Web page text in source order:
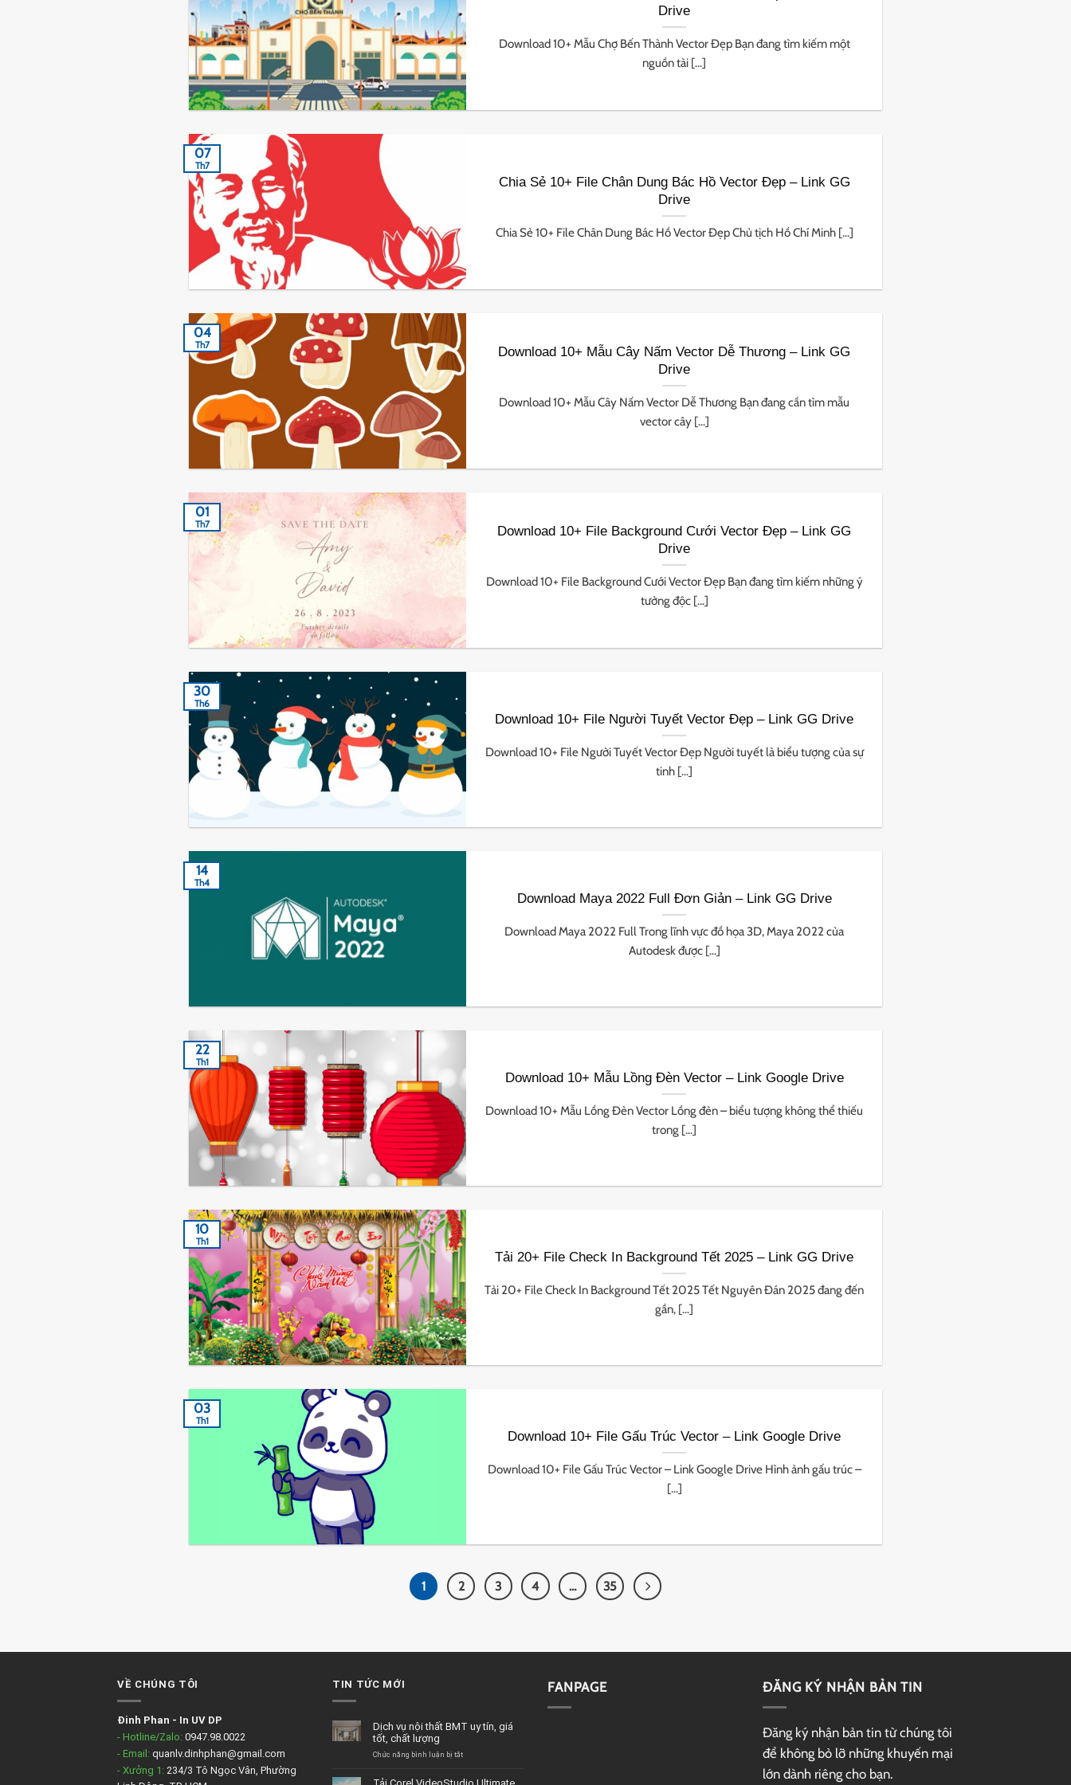
Drive
Download 10+ Mẫu Chợ Bến Thành Vector Đẹp Bạn đang tìm kiếm một
nguồn tài [...]
Chia Sẻ 10+ File Chân Dung Bác Hồ Vector Đẹp – Link GG
Drive
Chia Sẻ 10+ File Chân Dung Bác Hồ Vector Đẹp Chủ tịch Hồ Chí Minh [...]
07
Th7
Download 10+ Mẫu Cây Nấm Vector Dễ Thương – Link GG
Drive
Download 10+ Mẫu Cây Nấm Vector Dễ Thương Bạn đang cần tìm mẫu
vector cây [...]
04
Th7
Download 10+ File Background Cưới Vector Đẹp – Link GG
Drive
Download 10+ File Background Cưới Vector Đẹp Bạn đang tìm kiếm những ý
tưởng độc [...]
01
Th7
Download 10+ File Người Tuyết Vector Đẹp – Link GG Drive
Download 10+ File Người Tuyết Vector Đẹp Người tuyết là biểu tượng của sự
tinh [...]
30
Th6
Download Maya 2022 Full Đơn Giản – Link GG Drive
Download Maya 2022 Full Trong lĩnh vực đồ họa 3D, Maya 2022 của
Autodesk được [...]
14
Th4
Download 10+ Mẫu Lồng Đèn Vector – Link Google Drive
Download 10+ Mẫu Lồng Đèn Vector Lồng đèn – biểu tượng không thể thiếu
trong [...]
22
Th1
Tải 20+ File Check In Background Tết 2025 – Link GG Drive
Tải 20+ File Check In Background Tết 2025 Tết Nguyên Đán 2025 đang đến
gần, [...]
10
Th1
Download 10+ File Gấu Trúc Vector – Link Google Drive
Download 10+ File Gấu Trúc Vector – Link Google Drive Hình ảnh gấu trúc –
[...]
03
Th1
1 2 3 4 … 35
VỀ CHÚNG TÔI
Đinh Phan - In UV DP
- Hotline/Zalo: 0947.98.0022
- Email: quanlv.dinhphan@gmail.com
- Xưởng 1: 234/3 Tô Ngọc Vân, Phường
TIN TỨC MỚI
Dịch vụ nội thất BMT uy tín, giá
tốt, chất lượng
Chức năng bình luận bị tắtở
FANPAGE ĐĂNG KÝ NHẬN BẢN TIN
Đăng ký nhận bản tin từ chúng tôi
để không bỏ lỡ những khuyến mại
lớn dành riêng cho bạn.